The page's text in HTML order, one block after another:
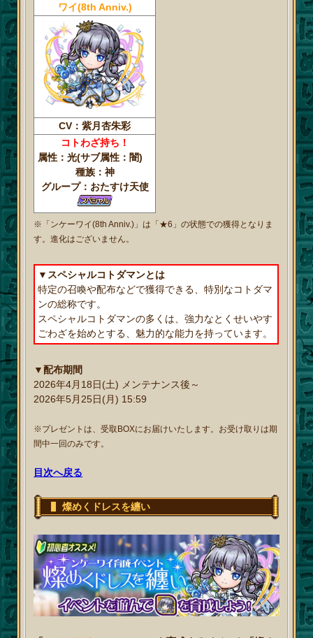
ワイ(8th Anniv.)
CV：紫月杏朱彩
コトわざ持ち！
属性：光(サブ属性：闇)
種族：神
グループ：おたすけ天使
※「ンケーワイ(8th Anniv.)」は「★6」の状態での獲得となりま
す。進化はございません。
▼スペシャルコトダマンとは
特定の召喚や配布などで獲得できる、特別なコトダマ
ンの総称です。
スペシャルコトダマンの多くは、強力なとくせいやす
ごわざを始めとする、魅力的な能力を持っています。
▼配布期間
2026年4月18日(土) メンテナンス後～
2026年5月25日(月) 15:59
※プレゼントは、受取BOXにお届けいたします。お受け取りは期
間中一回のみです。
目次へ戻る
燦めくドレスを纏い